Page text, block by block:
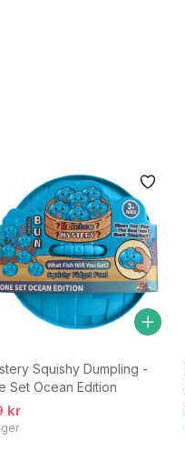
Squishy Dumpling -
Set Ocean Edition
kr